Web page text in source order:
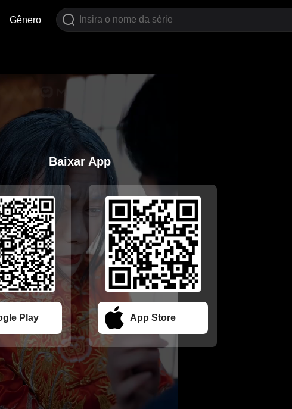
Gênero
Baixar App
Play App Store